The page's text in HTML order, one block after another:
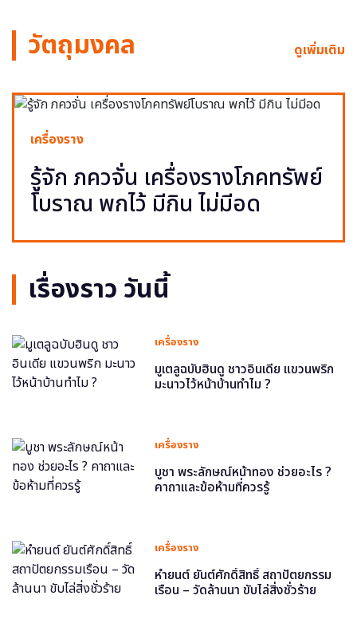
วัตถุมงคล ดูเพิ่มเติม
เครื่องราง
รู้จัก ภควจั่น เครื่องรางโภคทรัพย์
โบราณ พกไว้ มีกิน ไม่มีอด
เรื่องราว วันนี้
เครื่องราง
มูเตลูฉบับฮินดู ชาวอินเดีย แขวนพริก
มะนาวไว้หน้าบ้านทำไม ?
เครื่องราง
บูชา พระลักษณ์หน้าทอง ช่วยอะไร ?
คาถาและข้อห้ามที่ควรรู้
เครื่องราง
หำยนต์ ยันต์ศักดิ์สิทธิ์ สถาปัตยกรรม
เรือน – วัดล้านนา ขับไล่สิ่งชั่วร้าย